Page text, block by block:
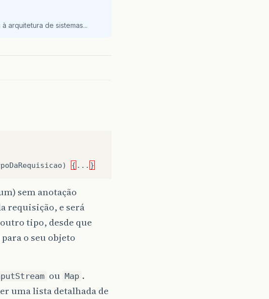
arquitetura de sistemas...
) { ... }
sem anotação
requisição, e será
tipo, desde que
para o seu objeto
ou Map .
uma lista detalhada de